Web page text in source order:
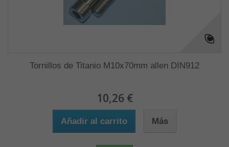
Tornillos de Titanio M10x70mm allen DIN912
10,26 €
Añadir al carrito Más